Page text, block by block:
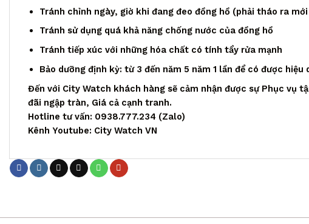
Tránh chỉnh ngày, giờ khi đang đeo đồng hồ (phải tháo ra
Tránh sử dụng quá khả năng chống nước của đồng hồ
Tránh tiếp xúc với những hóa chất có tính tẩy rửa mạnh
Bảo dưỡng định kỳ: từ 3 đến năm 5 năm 1 lần để có được
Đến với City Watch khách hàng sẽ cảm nhận được sự Phục vụ
đãi ngập tràn, Giá cả cạnh tranh.
Hotline tư vấn: 0938.777.234 (Zalo)
Kênh Youtube: City Watch VN